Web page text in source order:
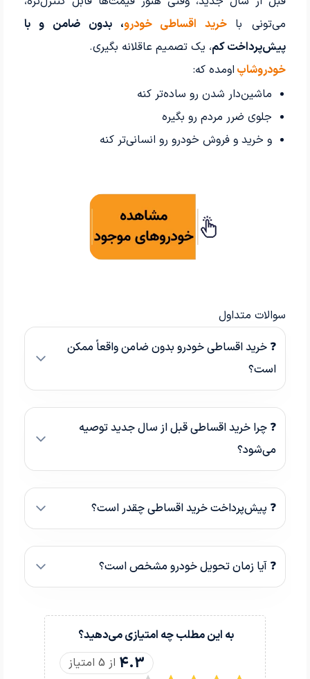
می‌تونی با خرید اقساطی خودرو، بدون ضامن و با
پیش‌پرداخت کم، یک تصمیم عاقلانه بگیری.
خودروشاپ اومده که:
ماشین‌دار شدن رو ساده‌تر کنه
جلوی ضرر مردم رو بگیره
و خرید و فروش خودرو رو انسانی‌تر کنه
سوالات متداول
❓ خرید اقساطی خودرو بدون ضامن واقعاً ممکن
است؟
❓ چرا خرید اقساطی قبل از سال جدید توصیه
می‌شود؟
❓ پیش‌پرداخت خرید اقساطی چقدر است؟
❓ آیا زمان تحویل خودرو مشخص است؟
به این مطلب چه امتیازی می‌دهید؟
4.3 از 5 امتیاز